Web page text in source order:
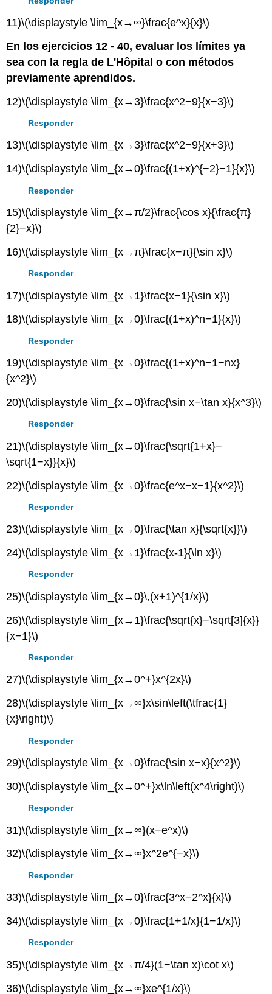
11)\(\displaystyle \lim_{x→∞}\frac{e^x}{x}\)
En los ejercicios 12 - 40, evaluar los límites ya
sea con la regla de L'Hôpital o con métodos
previamente aprendidos.
12)\(\displaystyle \lim_{x→3}\frac{x^2−9}{x−3}\)
Responder
13)\(\displaystyle \lim_{x→3}\frac{x^2−9}{x+3}\)
14)\(\displaystyle \lim_{x→0}\frac{(1+x)^{−2}−1}{x}\)
Responder
15)\(\displaystyle \lim_{x→π/2}\frac{\cos x}{\frac{π}
{2}−x}\)
16)\(\displaystyle \lim_{x→π}\frac{x−π}{\sin x}\)
Responder
17)\(\displaystyle \lim_{x→1}\frac{x−1}{\sin x}\)
18)\(\displaystyle \lim_{x→0}\frac{(1+x)^n−1}{x}\)
Responder
19)\(\displaystyle \lim_{x→0}\frac{(1+x)^n−1−nx}
{x^2}\)
20)\(\displaystyle \lim_{x→0}\frac{\sin x−\tan x}{x^3}\)
Responder
21)\(\displaystyle \lim_{x→0}\frac{\sqrt{1+x}−
\sqrt{1−x}}{x}\)
22)\(\displaystyle \lim_{x→0}\frac{e^x−x−1}{x^2}\)
Responder
23)\(\displaystyle \lim_{x→0}\frac{\tan x}{\sqrt{x}}\)
24)\(\displaystyle \lim_{x→1}\frac{x-1}{\ln x}\)
Responder
25)\(\displaystyle \lim_{x→0}\,(x+1)^{1/x}\)
26)\(\displaystyle \lim_{x→1}\frac{\sqrt{x}−\sqrt[3]{x}}
{x−1}\)
Responder
27)\(\displaystyle \lim_{x→0^+}x^{2x}\)
28)\(\displaystyle \lim_{x→∞}x\sin\left(\tfrac{1}
{x}\right)\)
Responder
29)\(\displaystyle \lim_{x→0}\frac{\sin x−x}{x^2}\)
30)\(\displaystyle \lim_{x→0^+}x\ln\left(x^4\right)\)
Responder
31)\(\displaystyle \lim_{x→∞}(x−e^x)\)
32)\(\displaystyle \lim_{x→∞}x^2e^{−x}\)
Responder
33)\(\displaystyle \lim_{x→0}\frac{3^x−2^x}{x}\)
34)\(\displaystyle \lim_{x→0}\frac{1+1/x}{1−1/x}\)
Responder
35)\(\displaystyle \lim_{x→π/4}(1−\tan x)\cot x\)
36)\(\displaystyle \lim_{x→∞}xe^{1/x}\)